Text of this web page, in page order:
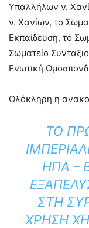
Υπαλλήλων ν.
ν. Χανίων, το
Εκπαίδευση, το
Σωματείο
Ενωτική
Ολόκληρη η
ΤΟ
ΗΠΑ –
ΣΤΗ
ΧΡΉΣΗ